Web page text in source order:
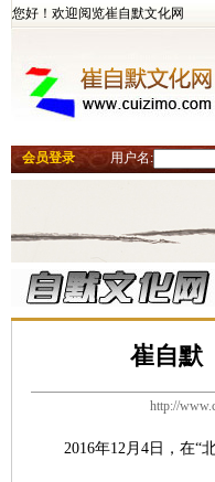
您好！欢迎阅览崔自默文化网
会员登录 用户名:
崔自默
http://
2016年12月4日，在“